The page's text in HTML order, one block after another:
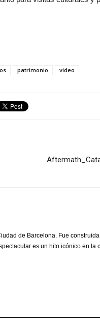
patrimonio video
de Barcelona. Fue
es un hito icónico en la